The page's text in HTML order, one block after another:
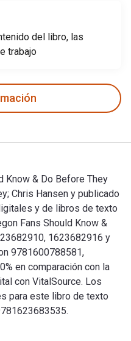
del libro, las
trabajo
Know & Do Before They
Chris Hansen y publicado
y de libros de texto
Fans Should Know &
1623682916 y
9781600788581,
en comparación con la
con VitalSource. Los
para este libro de texto